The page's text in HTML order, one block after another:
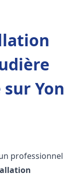
Yon
professionnel